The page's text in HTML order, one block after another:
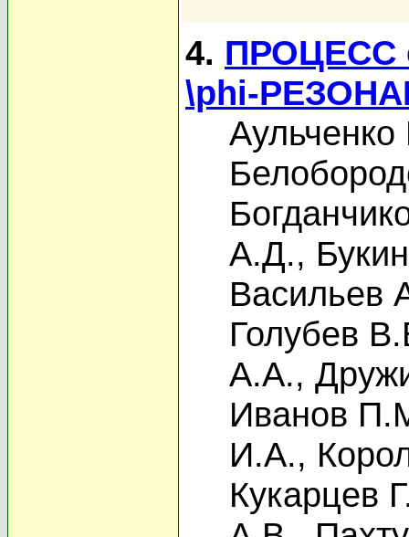
4. ПРОЦЕСС
\phi-
А.Д.,
Васильев
Голубев
А.А.,
Иванов
И.А.,
Кукарцев